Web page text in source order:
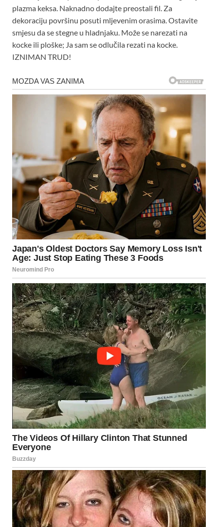
plazma keksa. Naknadno dodajte preostali fil. Za
dekoraciju površinu posuti mljevenim orasima. Ostavite
smjesu da se stegne u hladnjaku. Može se narezati na
kocke ili ploške; Ja sam se odlučila rezati na kocke.
IZNIMAN TRUD!